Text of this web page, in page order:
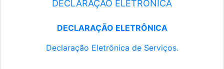
DECLARAÇÃO ELETRÔNICA
DECLARAÇÃO ELETRÔNICA
Declaração Eletrônica de Serviços.